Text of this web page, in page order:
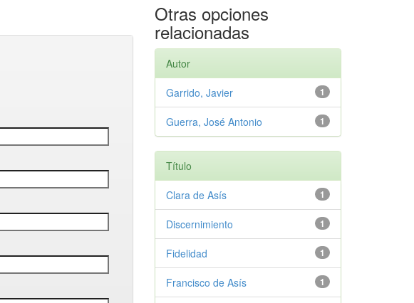
Otras opciones
relacionadas
Autor
1
Garrido, Javier
1
Guerra, José Antonio
Título
1
Clara de Asís
1
Discernimiento
1
Fidelidad
1
Francisco de Asís